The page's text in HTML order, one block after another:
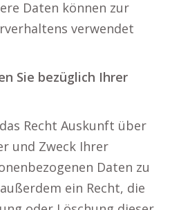
Daten können zur
verwendet
Sie bezüglich Ihrer
Recht Auskunft über
und Zweck Ihrer
Daten zu
ein Recht, die